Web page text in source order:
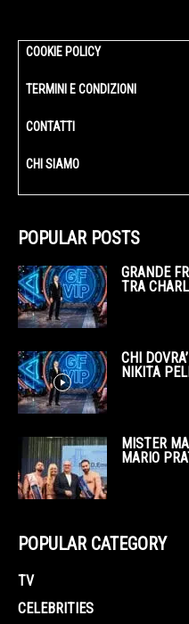
COOKIE POLICY
TERMINI E CONDIZIONI
CONTATTI
CHI SIAMO
POPULAR POSTS
GRANDE
TRA
CHI
NIKITA
MISTER
MARIO
POPULAR CATEGORY
TV
CELEBRITIES